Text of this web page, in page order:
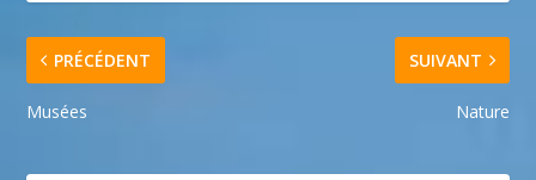
PRÉCÉDENT
Musées
SUIVANT
Nature